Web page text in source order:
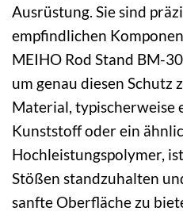
Ausrüstung. Sie sind
empfindlichen
MEIHO Rod Stand BM-
um genau diesen Schutz
Material, typischerweise
Kunststoff oder ein
Hochleistungspolymer,
Stößen standzuhalten
sanfte Oberfläche zu